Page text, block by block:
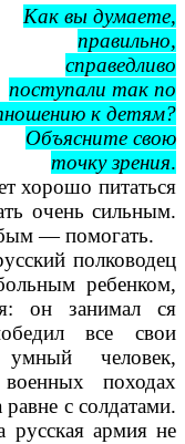
Как вы думаете,
правильно,
справедливо
поступали так по
к детям?
Объясните свою
точку зрения.
хорошо питаться
очень сильным.
— помогать.
полководец
ребенком,
он занимал ся
все свои
человек,
походах
с солдатами.
армия не